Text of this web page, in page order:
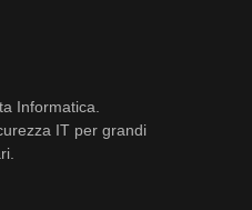
Informatica.
IT per grandi